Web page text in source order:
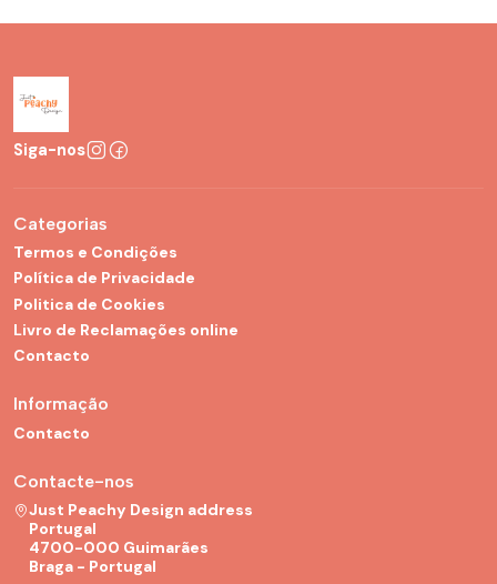
Siga-nos
Categorias
Termos e Condições
Política de Privacidade
Politica de Cookies
Livro de Reclamações online
Contacto
Informação
Contacto
Contacte-nos
Just Peachy Design address
Portugal
4700-000 Guimarães
Braga - Portugal